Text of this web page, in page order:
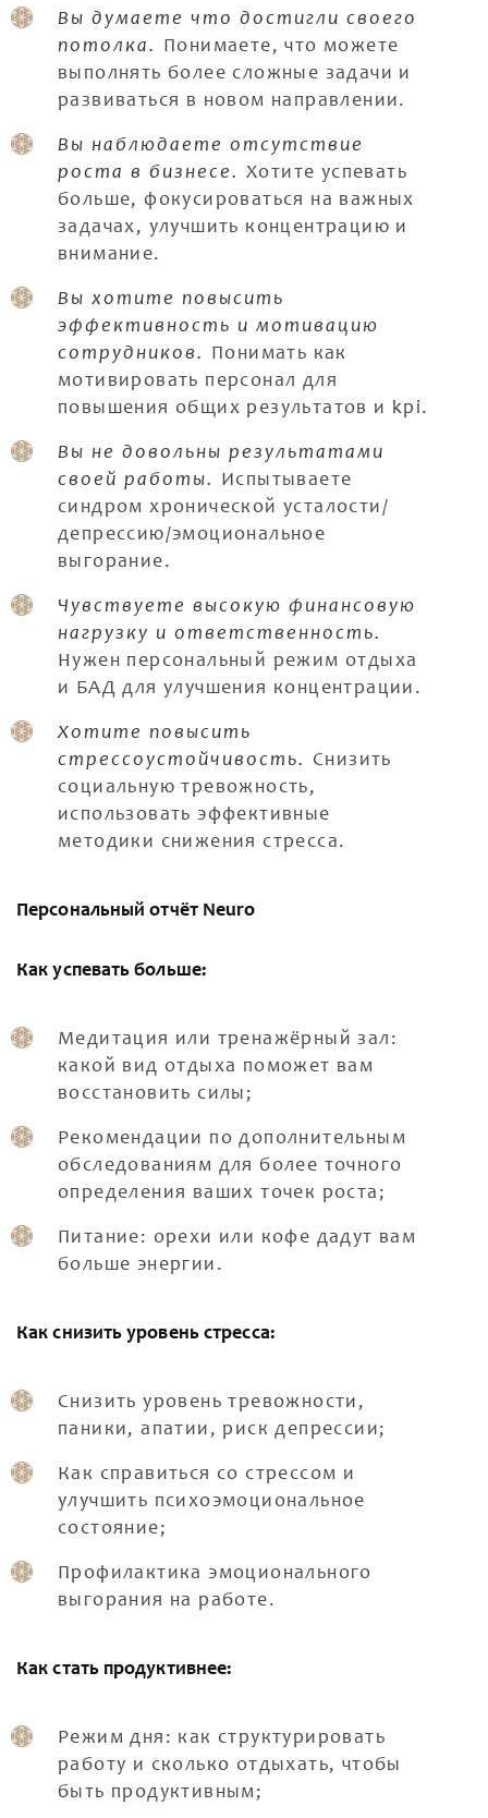
Вы думаете что достигли своего
потолка. Понимаете, что можете
выполнять более сложные задачи и
развиваться в новом направлении.
Вы наблюдаете отсутствие
роста в бизнесе. Хотите успевать
больше, фокусироваться на важных
задачах, улучшить концентрацию и
внимание.
Вы хотите повысить
эффективность и мотивацию
сотрудников. Понимать как
мотивировать персонал для
повышения общих результатов и kpi.
Вы не довольны результатами
своей работы. Испытываете
синдром хронической усталости/
депрессию/эмоциональное
выгорание.
Чувствуете высокую финансовую
нагрузку и ответственность.
Нужен персональный режим отдыха
и БАД для улучшения концентрации.
Хотите повысить
стрессоустойчивость. Снизить
социальную тревожность,
использовать эффективные
методики снижения стресса.
Персональный отчёт Neuro
Как успевать больше:
Медитация или тренажёрный зал:
какой вид отдыха поможет вам
восстановить силы;
Рекомендации по дополнительным
обследованиям для более точного
определения ваших точек роста;
Питание: орехи или кофе дадут вам
больше энергии.
Как снизить уровень стресса:
Снизить уровень тревожности,
паники, апатии, риск депрессии;
Как справиться со стрессом и
улучшить психоэмоциональное
состояние;
Профилактика эмоционального
выгорания на работе.
Как стать продуктивнее:
Режим дня: как структурировать
работу и сколько отдыхать, чтобы
быть продуктивным;